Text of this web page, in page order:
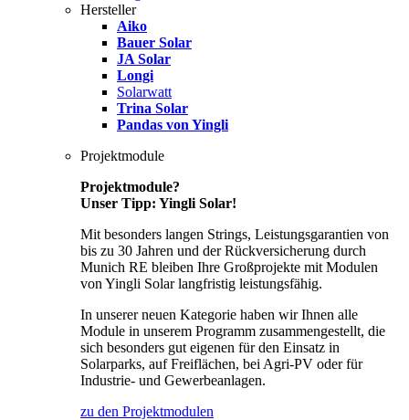
Hersteller
Aiko
Bauer Solar
JA Solar
Longi
Solarwatt
Trina Solar
Pandas von Yingli
Projektmodule
Projektmodule?
Unser Tipp: Yingli Solar!
Mit besonders langen Strings, Leistungsgarantien von
bis zu 30 Jahren und der Rückversicherung durch
Munich RE bleiben Ihre Großprojekte mit Modulen
von Yingli Solar langfristig leistungsfähig.
In unserer neuen Kategorie haben wir Ihnen alle
Module in unserem Programm zusammengestellt, die
sich besonders gut eigenen für den Einsatz in
Solarparks, auf Freiflächen, bei Agri-PV oder für
Industrie- und Gewerbeanlagen.
zu den Projektmodulen